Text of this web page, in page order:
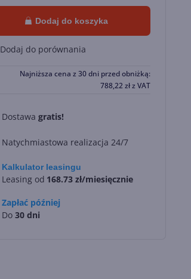
Dodaj do koszyka
Dodaj do porównania
Najniższa cena z 30 dni przed obniżką:
788,22złz VAT
Dostawa gratis!
Natychmiastowa realizacja 24/7
Kalkulator leasingu
Leasing od 168.73 zł/miesięcznie
Zapłać później
Do 30 dni